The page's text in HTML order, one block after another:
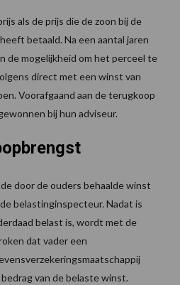
als de prijs die de zoon bij de
betaald. Na een aantal jaren
de mogelijkheid om het perceel te
direct met een winst van
Voorafgaand aan de terugkoop
bij hun adviseur.
door de ouders behaalde winst
belastinginspecteur. Nadat is
belast is, wordt met de
dat vader een
van de belaste winst.